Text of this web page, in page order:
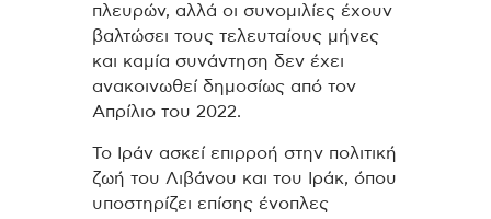
πλευρών, αλλά οι συνομιλίες έχουν
βαλτώσει τους τελευταίους μήνες
και καμία συνάντηση δεν έχει
ανακοινωθεί δημοσίως από τον
Απρίλιο του 2022.
Το Ιράν ασκεί επιρροή στην πολιτική
ζωή του Λιβάνου και του Ιράκ, όπου
υποστηρίζει επίσης ένοπλες